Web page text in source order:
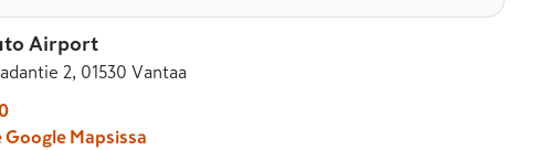
Airport
2, 01530 Vantaa
Google Mapsissa